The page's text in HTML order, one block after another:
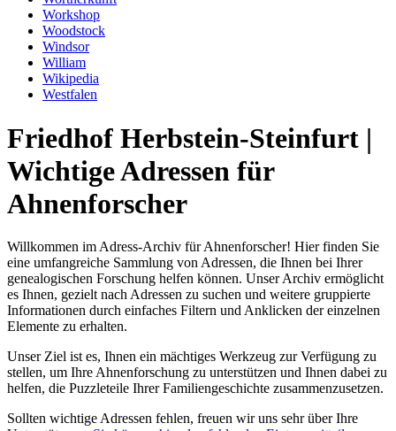
Workshop
Woodstock
Windsor
William
Wikipedia
Westfalen
Friedhof Herbstein-Steinfurt |
Wichtige Adressen für
Ahnenforscher
Willkommen im Adress-Archiv für Ahnenforscher! Hier finden Sie
eine umfangreiche Sammlung von Adressen, die Ihnen bei Ihrer
genealogischen Forschung helfen können. Unser Archiv ermöglicht
es Ihnen, gezielt nach Adressen zu suchen und weitere gruppierte
Informationen durch einfaches Filtern und Anklicken der einzelnen
Elemente zu erhalten.
Unser Ziel ist es, Ihnen ein mächtiges Werkzeug zur Verfügung zu
stellen, um Ihre Ahnenforschung zu unterstützen und Ihnen dabei zu
helfen, die Puzzleteile Ihrer Familiengeschichte zusammenzusetzen.
Sollten wichtige Adressen fehlen, freuen wir uns sehr über Ihre